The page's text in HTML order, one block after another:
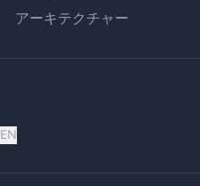
アーキテクチャー
EN